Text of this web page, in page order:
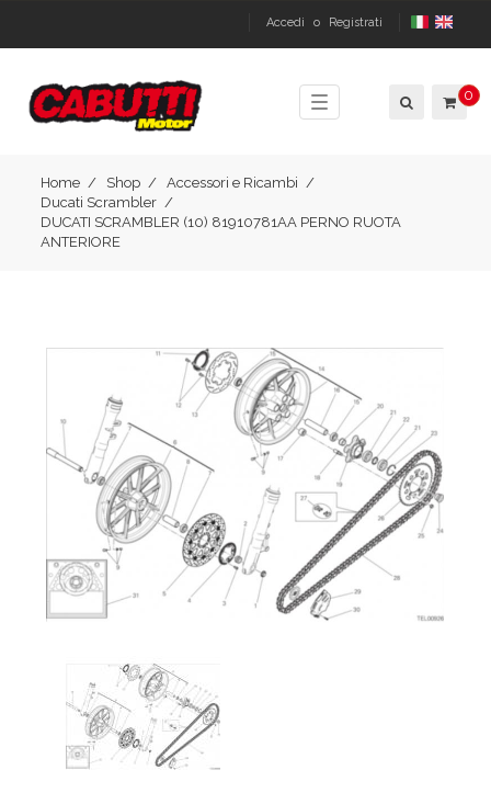
Accedi o Registrati
Toggle
navigation
0
Home Shop
Accessori e Ricambi
Ducati Scrambler
DUCATI SCRAMBLER (10) 81910781AA PERNO RUOTA
ANTERIORE